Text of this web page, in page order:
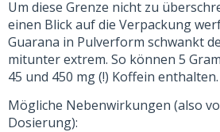
Um diese Grenze nicht zu
einen Blick auf die Verpackung
Guarana in Pulverform schwankt
mitunter extrem. So können 5
45 und 450 mg (!) Koffein enthalten.
Mögliche Nebenwirkungen (also
Dosierung):